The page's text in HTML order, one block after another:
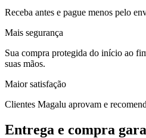
Receba antes e pague menos pelo
Mais segurança
Sua compra protegida do início ao
suas mãos.
Maior satisfação
Clientes Magalu aprovam e
Entrega e compra